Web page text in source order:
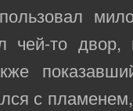
чей-то двор,
с